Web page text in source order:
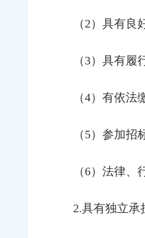
（2）具有
（3）具有
（4）有依
（5）参加
（6）法律、
2.具有独立承